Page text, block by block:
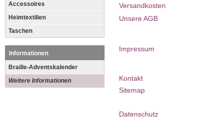
Accessoires
Heimtextilien
Taschen
Informationen
Braille-Adventskalender
Weitere Informationen
Versandkosten
Unsere AGB
Impressum
Kontakt
Sitemap
Datenschutz